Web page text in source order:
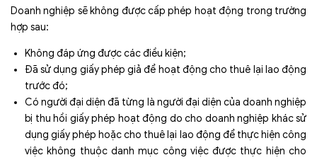
Doanh nghiệp sẽ không được cấp phép hoạt động trong trường
hợp sau:
Không đáp ứng được các điều kiện;
Đã sử dụng giấy phép giả để hoạt động cho thuê lại lao động
trước đó;
Có người đại diện đã từng là người đại diện của doanh nghiệp
bị thu hồi giấy phép hoạt động do cho doanh nghiệp khác sử
dụng giấy phép hoặc cho thuê lại lao động để thực hiện công
việc không thuộc danh mục công việc được thực hiện cho